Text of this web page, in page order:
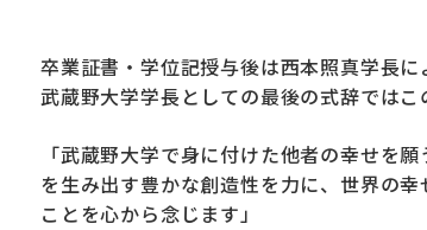
卒業証書・学位記授与後は西本照真学長
武蔵野大学学長としての最後の式辞ではこ
「武蔵野大学で身に付けた他者の幸せを
を生み出す豊かな創造性を力に、世界の
ことを心から念じます」